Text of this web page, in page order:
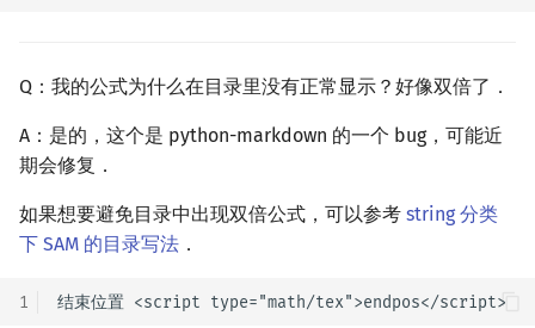
Q：我的公式为什么在目录里没有正常显示？好像双倍了．
A：是的，这个是 python-markdown 的一个 bug，可能近
期会修复．
如果想要避免目录中出现双倍公式，可以参考 string 分类
下 SAM 的目录写法 ．
1